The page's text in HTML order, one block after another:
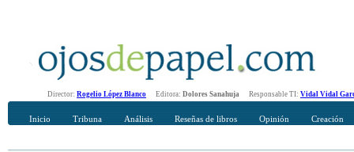
Director: Rogelio López Blanco Editora: Dolores Sanahuja Responsable TI: Vidal Vidal
Inicio Tribuna Análisis Reseñas de libros Opinión Creación